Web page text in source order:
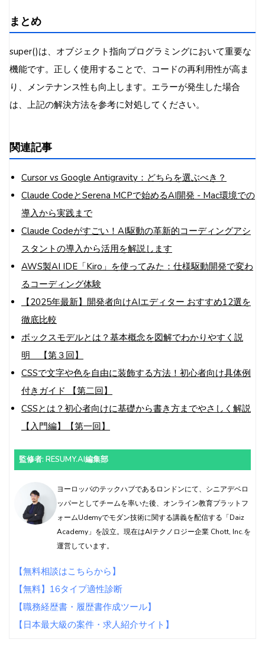
まとめ
super()は、オブジェクト指向プログラミングにおいて重要な
機能です。正しく使用することで、コードの再利用性が高ま
り、メンテナンス性も向上します。エラーが発生した場合
は、上記の解決方法を参考に対処してください。
関連記事
Cursor vs Google Antigravity：どちらを選ぶべき？
Claude CodeとSerena MCPで始めるAI開発 - Mac環境での
導入から実践まで
Claude Codeがすごい！AI駆動の革新的コーディングアシ
スタントの導入から活用を解説します
AWS製AI IDE「Kiro」を使ってみた：仕様駆動開発で変わ
るコーディング体験
【2025年最新】開発者向けAIエディター おすすめ12選を
徹底比較
ボックスモデルとは？基本概念を図解でわかりやすく説
明 【第３回】
CSSで文字や色を自由に装飾する方法！初心者向け具体例
付きガイド 【第二回】
CSSとは？初心者向けに基礎から書き方までやさしく解説
【入門編】【第一回】
監修者: RESUMY.AI編集部
ヨーロッパのテックハブであるロンドンにて、シニアデベロ
ッパーとしてチームを率いた後、オンライン教育プラットフ
ォームUdemyでモダン技術に関する講義を配信する「Daiz
Academy」を設立。現在はAIテクノロジー企業 Chott, Inc.を
運営しています。
【無料相談はこちらから】
【無料】16タイプ適性診断
【職務経歴書・履歴書作成ツール】
【日本最大級の案件・求人紹介サイト】